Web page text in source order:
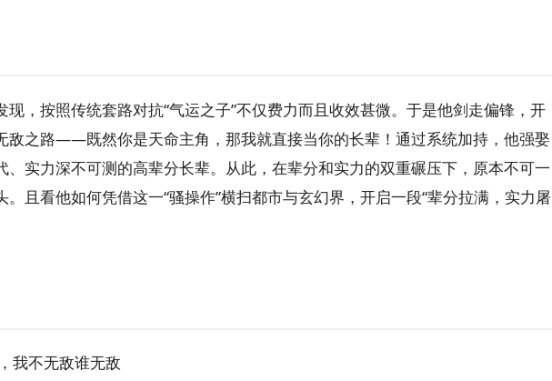
现，按照传统套路对抗“气运之子”不仅费力而且收效甚微。于是他剑走偏锋，开
敌之路——既然你是天命主角，那我就直接当你的长辈！通过系统加持，他强娶
、实力深不可测的高辈分长辈。从此，在辈分和实力的双重碾压下，原本不可一
且看他如何凭借这一“骚操作”横扫都市与玄幻界，开启一段“辈分拉满，实力屠
我不无敌谁无敌